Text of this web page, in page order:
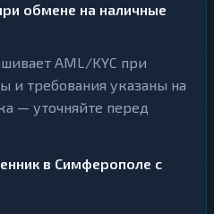
обмене на наличные
AML/KYC при
и требования указаны на
— уточняйте перед
в Симферополе с